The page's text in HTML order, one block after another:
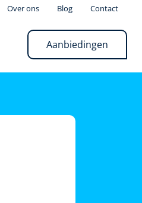
Over ons Blog Contact
Aanbiedingen